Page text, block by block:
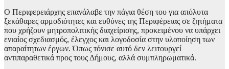
Ο Περιφερειάρχης επανάλαβε την πάγια θέση του για απόλυτα
ξεκάθαρες αρμοδιότητες και ευθύνες της Περιφέρειας σε ζητήματα
που χρήζουν μητροπολιτικής διαχείρισης, προκειμένου να υπάρχει
ενιαίος σχεδιασμός, έλεγχος και λογοδοσία στην υλοποίηση των
απαραίτητων έργων. Όπως τόνισε αυτό δεν λειτουργεί
αντιπαραθετικά προς τους Δήμους, αλλά συμπληρωματικά.